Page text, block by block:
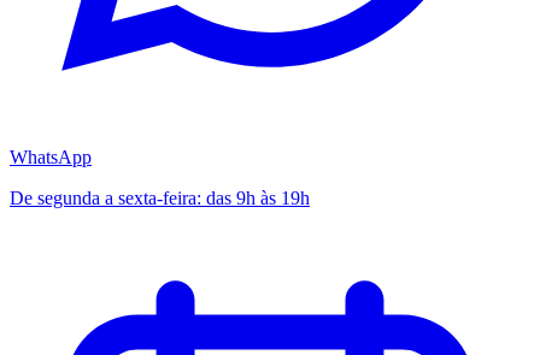
WhatsApp
De segunda a sexta-feira: das 9h às 19h